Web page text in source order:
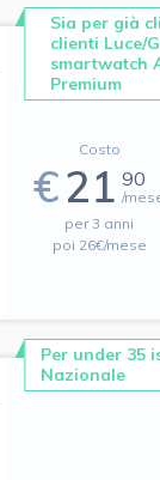
Sia per già
clienti Luce/
smartwatch
Premium
Costo
€21 90
/
per 3 anni
poi 26€/mese
Per under 35
Nazionale